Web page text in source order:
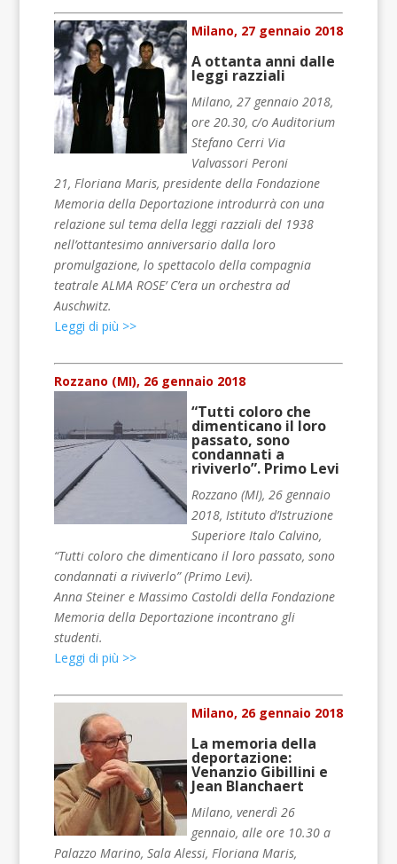
Milano, 27 gennaio 2018
A ottanta anni dalle
leggi razziali
Milano, 27 gennaio 2018,
ore 20.30, c/o Auditorium
Stefano Cerri Via
Valvassori Peroni
21, Floriana Maris, presidente della Fondazione
Memoria della Deportazione introdurrà con una
relazione sul tema della leggi razziali del 1938
nell’ottantesimo anniversario dalla loro
promulgazione, lo spettacolo della compagnia
teatrale ALMA ROSE’ C’era un orchestra ad
Auschwitz.
Leggi di più >>
Rozzano (MI), 26 gennaio 2018
“Tutti coloro che
dimenticano il loro
passato, sono
condannati a
riviverlo”. Primo Levi
Rozzano (MI), 26 gennaio
2018, Istituto d’Istruzione
Superiore Italo Calvino,
“Tutti coloro che dimenticano il loro passato, sono
condannati a riviverlo” (Primo Levi).
Anna Steiner e Massimo Castoldi della Fondazione
Memoria della Deportazione incontrano gli
studenti.
Leggi di più >>
Milano, 26 gennaio 2018
La memoria della
deportazione:
Venanzio Gibillini e
Jean Blanchaert
Milano, venerdì 26
gennaio, alle ore 10.30 a
Palazzo Marino, Sala Alessi, Floriana Maris,